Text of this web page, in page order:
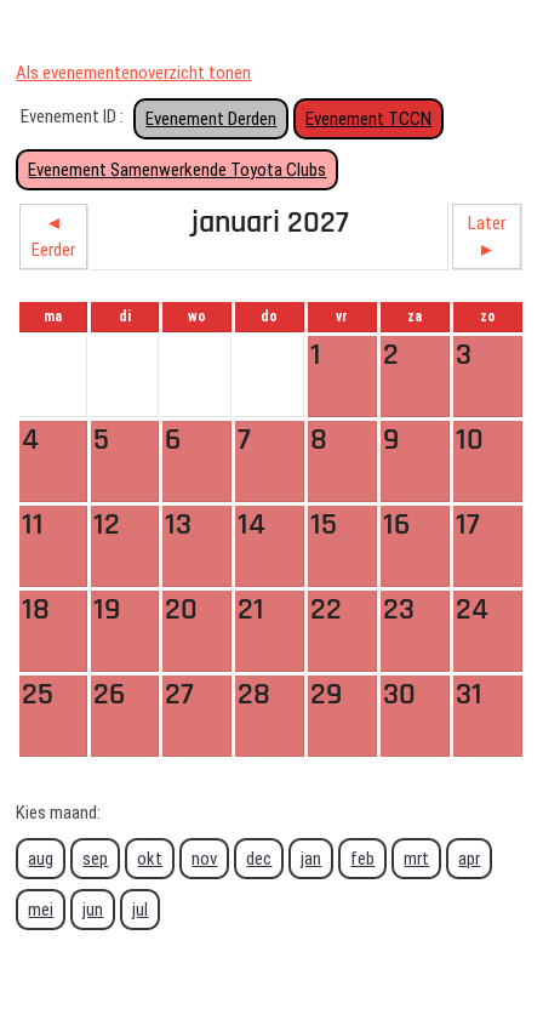
Als evenementenoverzicht tonen
Evenement ID :
Evenement Derden Evenement TCCN
Evenement Samenwerkende Toyota Clubs
◄
Eerder
januari 2027
Later
►
ma di wo do vr za zo
1 2 3
4 5 6 7 8 9 10
11 12 13 14 15 16 17
18 19 20 21 22 23 24
25 26 27 28 29 30 31
Kies maand:
aug sep okt nov dec jan feb mrt apr
mei jun jul